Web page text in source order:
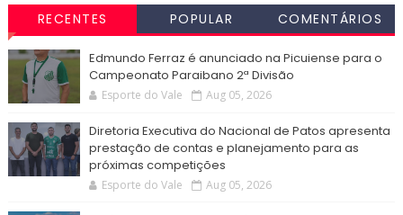
RECENTES POPULAR COMENTÁRIOS
Edmundo Ferraz é anunciado na Picuiense para o
Campeonato Paraibano 2ª Divisão
Esporte do Vale Aug 05, 2026
Diretoria Executiva do Nacional de Patos apresenta
prestação de contas e planejamento para as
próximas competições
Esporte do Vale Aug 05, 2026